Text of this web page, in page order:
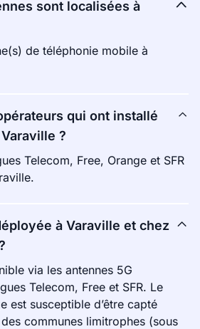
sont localisées à
de téléphonie mobile à
qui ont installé
?
Telecom, Free, Orange et SFR
à Varaville et chez
via les antennes 5G
Telecom, Free et SFR. Le
est susceptible d’être capté
communes limitrophes (sous